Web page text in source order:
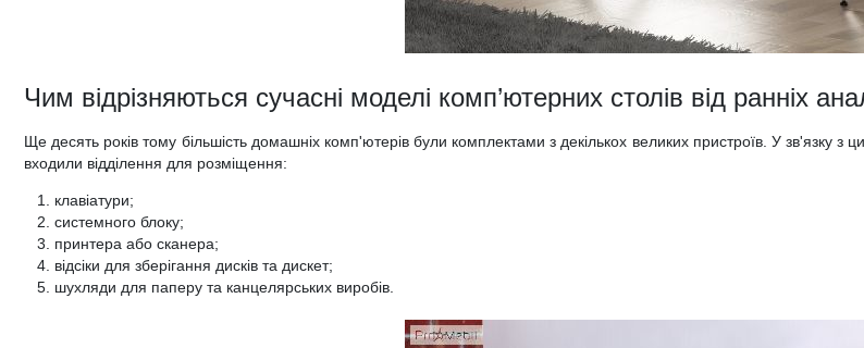
Чим відрізняються сучасні моделі комп’ютерних столів від ранніх
Ще десять років тому більшість домашніх комп'ютерів були комплектами з декількох великих пристроїв. У зв'язку
входили відділення для розміщення:
клавіатури;
системного блоку;
принтера або сканера;
відсіки для зберігання дисків та дискет;
шухляди для паперу та канцелярських виробів.